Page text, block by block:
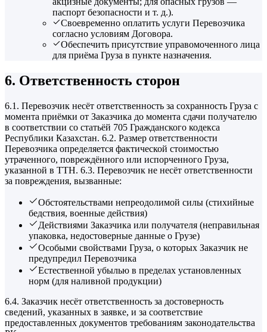
паспорт безопасности и т. д.).
Своевременно оплатить услуги Перевозчика
согласно условиям Договора.
Обеспечить присутствие управомоченного лица
для приёма Груза в пункте назначения.
6. Ответственность сторон
6.1. Перевозчик несёт ответственность за сохранность Груза с
момента приёмки от Заказчика до момента сдачи получателю
в соответствии со статьёй 705 Гражданского кодекса
Республики Казахстан. 6.2. Размер ответственности
Перевозчика определяется фактической стоимостью
утраченного, повреждённого или испорченного Груза,
указанной в ТТН. 6.3. Перевозчик не несёт ответственности
за повреждения, вызванные:
Обстоятельствами непреодолимой силы (стихийные
бедствия, военные действия)
Действиями Заказчика или получателя (неправильная
упаковка, недостоверные данные о Грузе)
Особыми свойствами Груза, о которых Заказчик не
предупредил Перевозчика
Естественной убылью в пределах установленных
норм (для наливной продукции)
6.4. Заказчик несёт ответственность за достоверность
сведений, указанных в заявке, и за соответствие
предоставленных документов требованиям законодательства